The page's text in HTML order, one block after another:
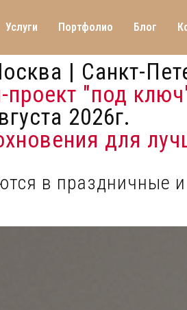
Услуги Портфолио Блог
в праздничные
| Санкт-
проект "под
2026г.
для